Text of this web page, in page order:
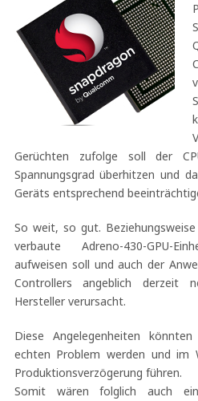
Gerüchten zufolge soll der
Spannungsgrad überhitzen und
Geräts entsprechend
So weit, so gut.
verbaute Adreno-430-GPU-
aufweisen soll und auch der
Controllers angeblich derzeit
Hersteller verursacht.
Diese Angelegenheiten
echten Problem werden und im
Produktionsverzögerung führen.
Somit wären folglich auch